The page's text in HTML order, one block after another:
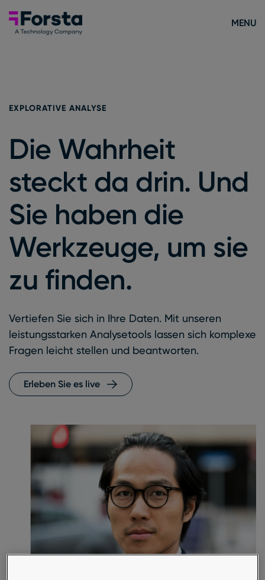
Forsta Deutsch
MENU
EXPLORATIVE ANALYSE
Die Wahrheit
steckt da drin. Und
Sie haben die
Werkzeuge, um sie
zu finden.
Vertiefen Sie sich in Ihre Daten. Mit unseren
leistungsstarken Analysetools lassen sich komplexe
Fragen leicht stellen und beantworten.
Erleben Sie es live